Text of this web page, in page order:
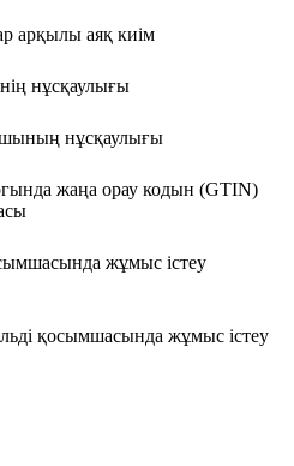
аяқ киім
нұсқаулығы
нұсқаулығы
жаңа орау кодын (GTIN)
жұмыс істеу
қосымшасында жұмыс істеу